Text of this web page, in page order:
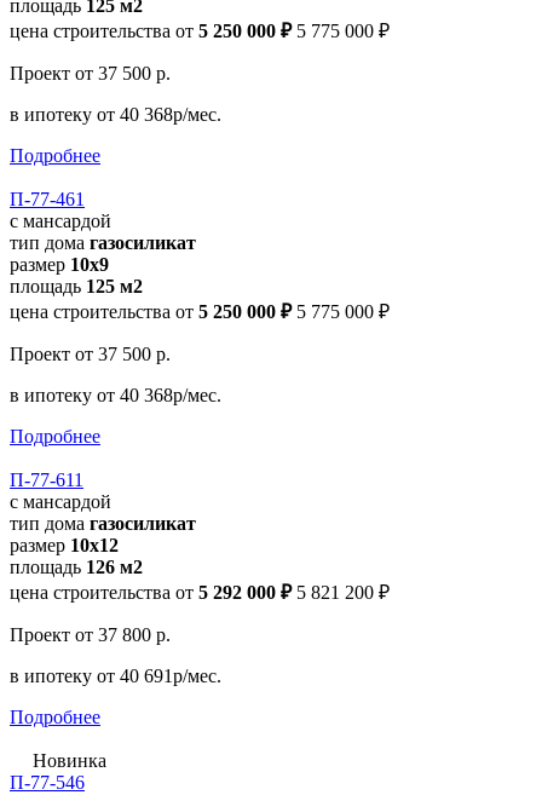
площадь 125 м2
цена строительства от 5 250 000 ₽ 5 775 000 ₽
Проект от 37 500 р.
в ипотеку от 40 368р/мес.
Подробнее
П-77-461
с мансардой
тип дома газосиликат
размер 10х9
площадь 125 м2
цена строительства от 5 250 000 ₽ 5 775 000 ₽
Проект от 37 500 р.
в ипотеку от 40 368р/мес.
Подробнее
П-77-611
с мансардой
тип дома газосиликат
размер 10x12
площадь 126 м2
цена строительства от 5 292 000 ₽ 5 821 200 ₽
Проект от 37 800 р.
в ипотеку от 40 691р/мес.
Подробнее
Новинка
П-77-546